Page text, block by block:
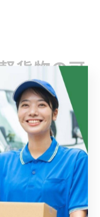
貨物の可
期待
でしっかり収入を
視しながら無理な
のメリットは、生
る点にあります。